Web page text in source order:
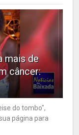
mais de
câncer:
do tombo",
página para